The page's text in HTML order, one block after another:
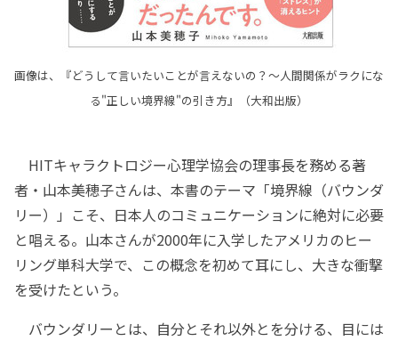
画像は、『どうして言いたいことが言えないの？～人間関係がラクにな
る"正しい境界線"の引き方』（大和出版）
HITキャラクトロジー心理学協会の理事長を務める著
者・山本美穂子さんは、本書のテーマ「境界線（バウンダ
リー）」こそ、日本人のコミュニケーションに絶対に必要
と唱える。山本さんが2000年に入学したアメリカのヒー
リング単科大学で、この概念を初めて耳にし、大きな衝撃
を受けたという。
バウンダリーとは、自分とそれ以外とを分ける、目には